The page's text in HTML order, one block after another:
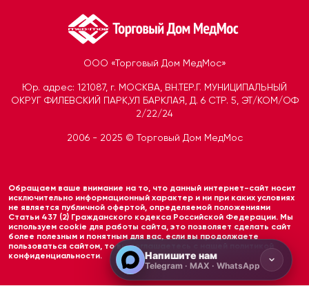
ООО «Торговый Дом МедМос»
Юр. адрес: 121087, г. МОСКВА, ВН.ТЕР.Г. МУНИЦИПАЛЬНЫЙ
ОКРУГ ФИЛЕВСКИЙ ПАРК,УЛ БАРКЛАЯ, Д. 6 СТР. 5, ЭТ/КОМ/ОФ
2/22/24
2006 - 2025 © Торговый Дом МедМос
Обращаем ваше внимание на то, что данный интернет-сайт носит
исключительно информационный характер и ни при каких условиях
не является публичной офертой, определяемой положениями
Статьи 437 (2) Гражданского кодекса Российской Федерации. Мы
используем cookie для работы сайта, это позволяет сделать сайт
более полезным и понятным для вас, если вы продолжаете
пользоваться сайтом, то вы соглашаетесь с нашей политикой
конфиденциальности.
Напишите нам
Telegram · MAX · WhatsApp
Telegram
MAX
Открыть чат